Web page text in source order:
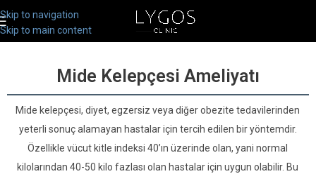
Skip to navigation
Skip to main content
Mide Kelepçesi Ameliyatı
Mide kelepçesi, diyet, egzersiz veya diğer obezite tedavilerinden
yeterli sonuç alamayan hastalar için tercih edilen bir yöntemdir.
Özellikle vücut kitle indeksi 40’ın üzerinde olan, yani normal
kilolarından 40-50 kilo fazlası olan hastalar için uygun olabilir. Bu